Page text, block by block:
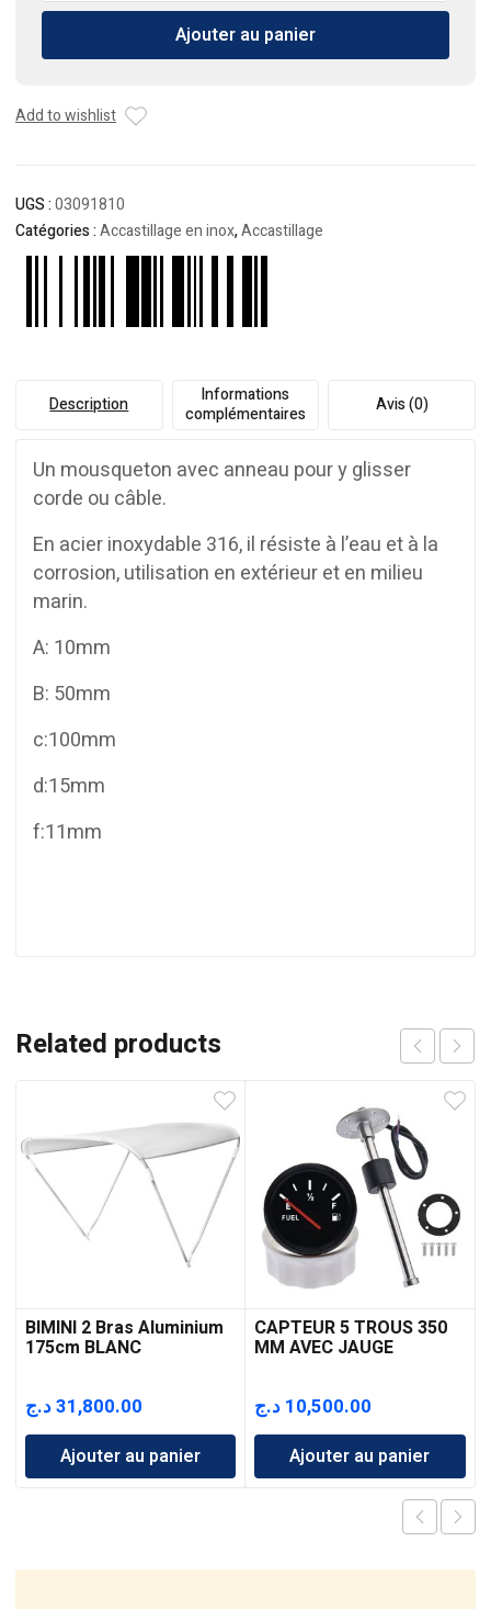
Mousqueton
anneau
Ajouter au panier
Add to wishlist
UGS :03091810
Catégories :Accastillage en inox,Accastillage
Description
Informations
complémentaires
Avis (0)
Un mousqueton avec anneau pour y glisser
corde ou câble.
En acier inoxydable 316, il résiste à l’eau et à la
corrosion, utilisation en extérieur et en milieu
marin.
A: 10mm
B: 50mm
c:100mm
d:15mm
f:11mm
Related products
BIMINI 2 Bras Aluminium
175cm BLANC
31,800.00د.ج
Ajouter au panier
CAPTEUR 5 TROUS 350
MM AVEC JAUGE
10,500.00 د.ج
Ajouter au panier